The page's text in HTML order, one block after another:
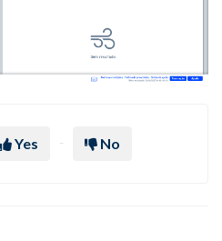
Yes No